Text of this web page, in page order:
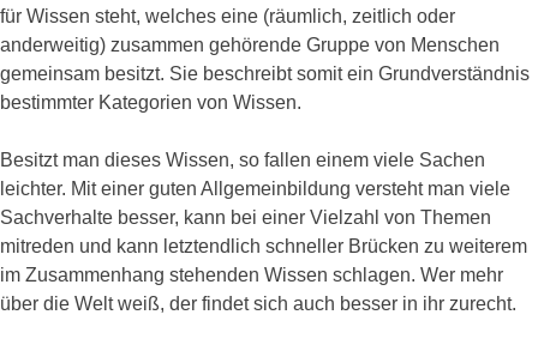
für Wissen steht, welches eine (räumlich, zeitlich oder
anderweitig) zusammen gehörende Gruppe von Menschen
gemeinsam besitzt. Sie beschreibt somit ein Grundverständnis
bestimmter Kategorien von Wissen.
Besitzt man dieses Wissen, so fallen einem viele Sachen
leichter. Mit einer guten Allgemeinbildung versteht man viele
Sachverhalte besser, kann bei einer Vielzahl von Themen
mitreden und kann letztendlich schneller Brücken zu weiterem
im Zusammenhang stehenden Wissen schlagen. Wer mehr
über die Welt weiß, der findet sich auch besser in ihr zurecht.